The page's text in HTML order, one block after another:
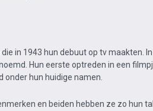
in 1943 hun debuut op tv maakten.
Hun eerste optreden in een
onder hun huidige namen.
en beiden hebben ze zo hun